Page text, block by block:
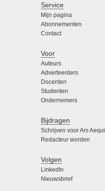
Service
Mijn pagina
Abonnementen
Contact
Voor
Auteurs
Adverteerders
Docenten
Studenten
Ondernemers
Bijdragen
Schrijven voor Ars Aequi
Redacteur worden
Volgen
LinkedIn
Nieuwsbrief